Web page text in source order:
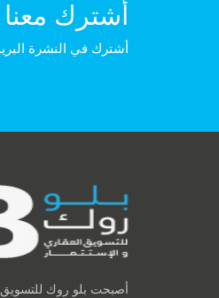
أشترك
أشترك في النشرة
أصبحت بلو روك للتسويق